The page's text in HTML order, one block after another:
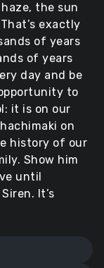
the sun
exactly
of years
of years
day and be
to
it is on our
on
history of our
Show him
until
It’s